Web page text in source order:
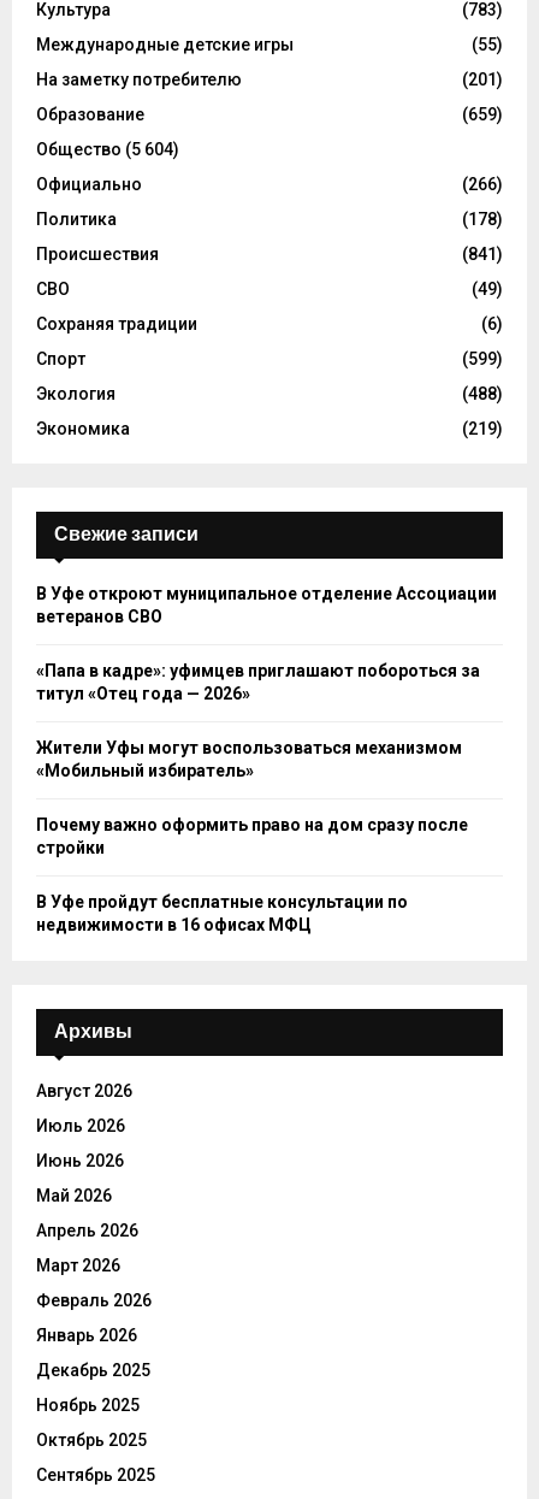
Культура
(783)
Международные детские игры
(55)
На заметку потребителю
(201)
Образование
(659)
Общество (5 604)
Официально
(266)
Политика
(178)
Происшествия
(841)
СВО
(49)
Сохраняя традиции
(6)
Спорт
(599)
Экология
(488)
Экономика
(219)
Свежие записи
В Уфе откроют муниципальное отделение Ассоциации
ветеранов СВО
«Папа в кадре»: уфимцев приглашают побороться за
титул «Отец года — 2026»
Жители Уфы могут воспользоваться механизмом
«Мобильный избиратель»
Почему важно оформить право на дом сразу после
стройки
В Уфе пройдут бесплатные консультации по
недвижимости в 16 офисах МФЦ
Архивы
Август 2026
Июль 2026
Июнь 2026
Май 2026
Апрель 2026
Март 2026
Февраль 2026
Январь 2026
Декабрь 2025
Ноябрь 2025
Октябрь 2025
Сентябрь 2025